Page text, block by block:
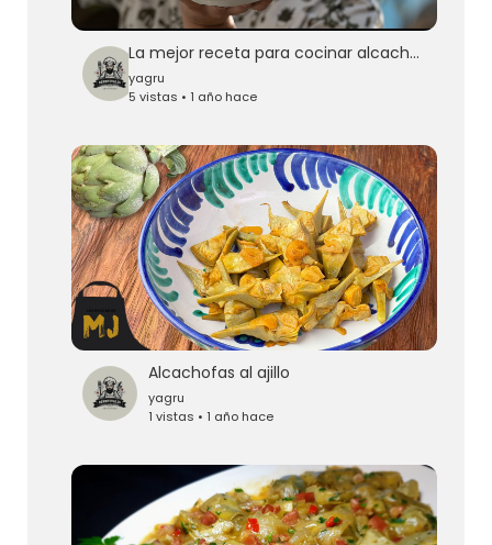
La mejor receta para cocinar alcachofas de Gipsy Chef
yagru
5 vistas • 1 año hace
Alcachofas al ajillo
yagru
1 vistas • 1 año hace